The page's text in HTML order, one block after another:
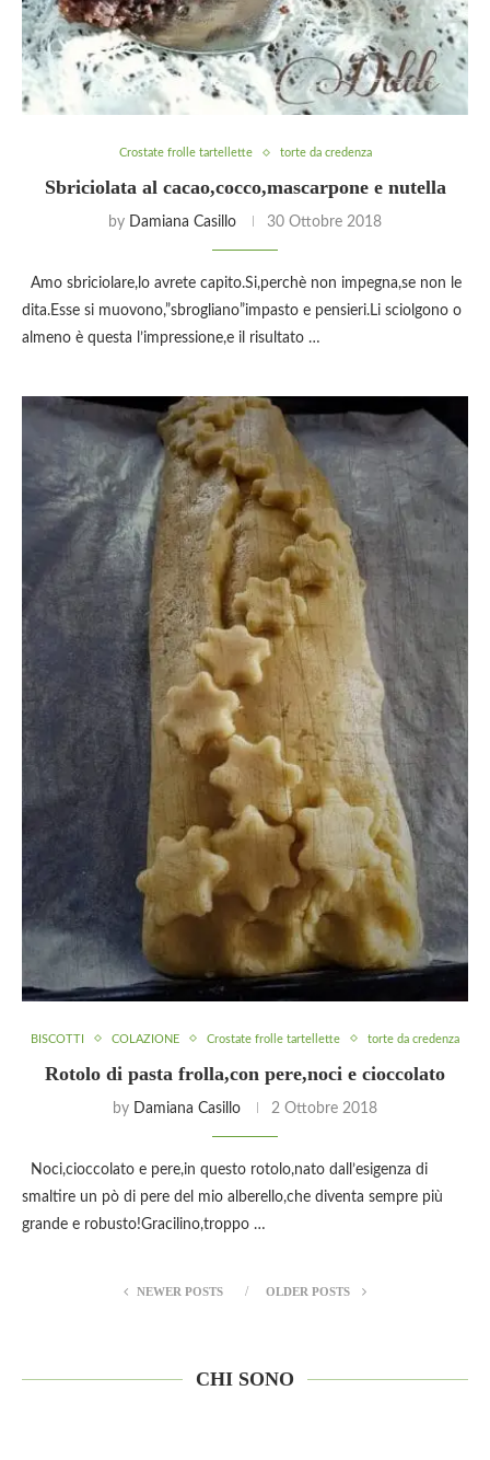
Crostate frolle tartellette torte da credenza
Sbriciolata al cacao,cocco,mascarpone e nutella
by Damiana Casillo 30 Ottobre 2018
Amo sbriciolare,lo avrete capito.Si,perchè non impegna,se non le
dita.Esse si muovono,”sbrogliano”impasto e pensieri.Li sciolgono o
almeno è questa l’impressione,e il risultato …
BISCOTTI COLAZIONE Crostate frolle tartellette torte da credenza
Rotolo di pasta frolla,con pere,noci e cioccolato
by Damiana Casillo 2 Ottobre 2018
Noci,cioccolato e pere,in questo rotolo,nato dall’esigenza di
smaltire un pò di pere del mio alberello,che diventa sempre più
grande e robusto!Gracilino,troppo …
NEWER POSTS OLDER POSTS
CHI SONO